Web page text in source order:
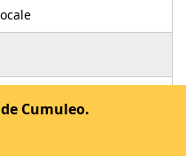
Cumuleo.